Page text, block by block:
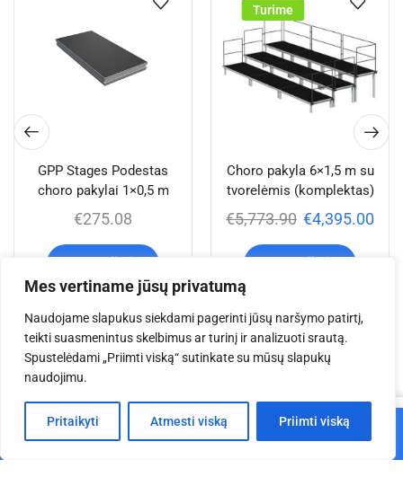
Mes vertiname jūsų privatumą
Naudojame slapukus siekdami pagerinti jūsų naršymo patirtį,
teikti suasmenintus skelbimus ar turinį ir analizuoti srautą.
Spustelėdami „Priimti viską“ sutinkate su mūsų slapukų
naudojimu.
Pritaikyti Atmesti viską Priimti viską
GPP Stages Podestas
choro pakylai 1×0,5 m
€275.08
Turime
Choro pakyla 6×1,5 m su
tvorelėmis (komplektas)
€5,773.90 €4,395.00
Jums taip pat gali
patiktiĮ krepšelį
Pagrindinis Parduotuvė Krepšelis Paskyra